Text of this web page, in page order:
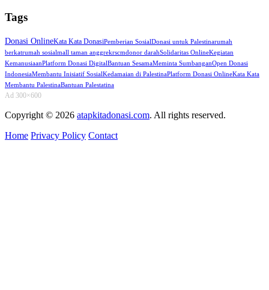
Tags
Donasi OnlineKata Kata DonasiPemberian SosialDonasi untuk Palestinarumah
berkatrumah sosialmall taman anggrekrscmdonor darahSolidaritas OnlineKegiatan
KemanusiaanPlatform Donasi DigitalBantuan SesamaMeminta SumbanganOpen Donasi
IndonesiaMembantu Inisiatif SosialKedamaian di PalestinaPlatform Donasi OnlineKata Kata
Membantu PalestinaBantuan Palestatina
Ad 300×600
Copyright © 2026 atapkitadonasi.com. All rights reserved.
Home Privacy Policy Contact